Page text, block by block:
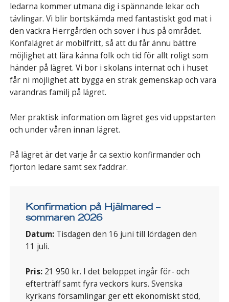
ledarna kommer utmana dig i spännande lekar och
tävlingar. Vi blir bortskämda med fantastiskt god mat i
den vackra Herrgården och sover i hus på området.
Konfalägret är mobilfritt, så att du får ännu bättre
möjlighet att lära känna folk och tid för allt roligt som
händer på lägret. Vi bor i skolans internat och i huset
får ni möjlighet att bygga en strak gemenskap och vara
varandras familj på lägret.
Mer praktisk information om lägret ges vid uppstarten
och under våren innan lägret.
På lägret är det varje år ca sextio konfirmander och
fjorton ledare samt sex faddrar.
Konfirmation på Hjälmared –
sommaren 2026
Datum:Tisdagen den 16 juni till lördagen den
11 juli.
Pris:21 950 kr. I det beloppet ingår för- och
efterträff samt fyra veckors kurs. Svenska
kyrkans församlingar ger ett ekonomiskt stöd,